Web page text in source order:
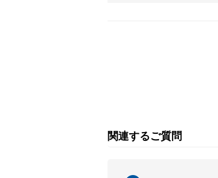
関連するご質問